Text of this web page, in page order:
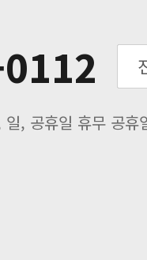
수 있도록 할